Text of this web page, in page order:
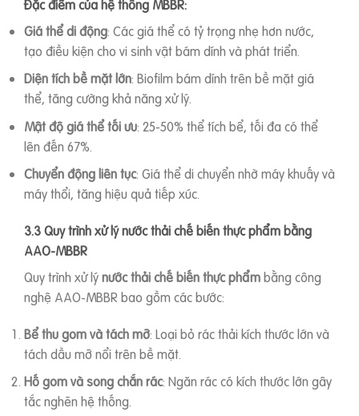
Đặc điểm của hệ thống MBBR:
Giá thể di động: Các giá thể có tỷ trọng nhẹ hơn nước,
tạo điều kiện cho vi sinh vật bám dính và phát triển.
Diện tích bề mặt lớn: Biofilm bám dính trên bề mặt giá
thể, tăng cường khả năng xử lý.
Mật độ giá thể tối ưu: 25-50% thể tích bể, tối đa có thể
lên đến 67%.
Chuyển động liên tục: Giá thể di chuyển nhờ máy khuấy và
máy thổi, tăng hiệu quả tiếp xúc.
3.3 Quy trình xử lý nước thải chế biến thực phẩm bằng
AAO-MBBR
Quy trình xử lýnước thải chế biến thực phẩmbằng công
nghệ AAO-MBBR bao gồm các bước:
Bể thu gom và tách mỡ: Loại bỏ rác thải kích thước lớn và
tách dầu mỡ nổi trên bề mặt.
Hố gom và song chắn rác: Ngăn rác có kích thước lớn gây
tắc nghẽn hệ thống.